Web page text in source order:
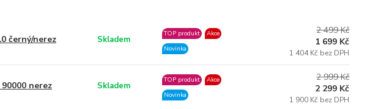
černý/nerez Skladem
TOP produkt
Akce
Novinka
2 499 Kč
1 699 Kč
1 404 Kč bez DPH
nerez Skladem
TOP produkt
Akce
Novinka
2 999 Kč
2 299 Kč
1 900 Kč bez DPH